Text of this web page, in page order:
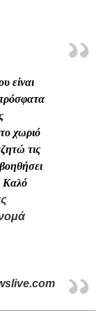
είναι
χωριό
τις
Καλό